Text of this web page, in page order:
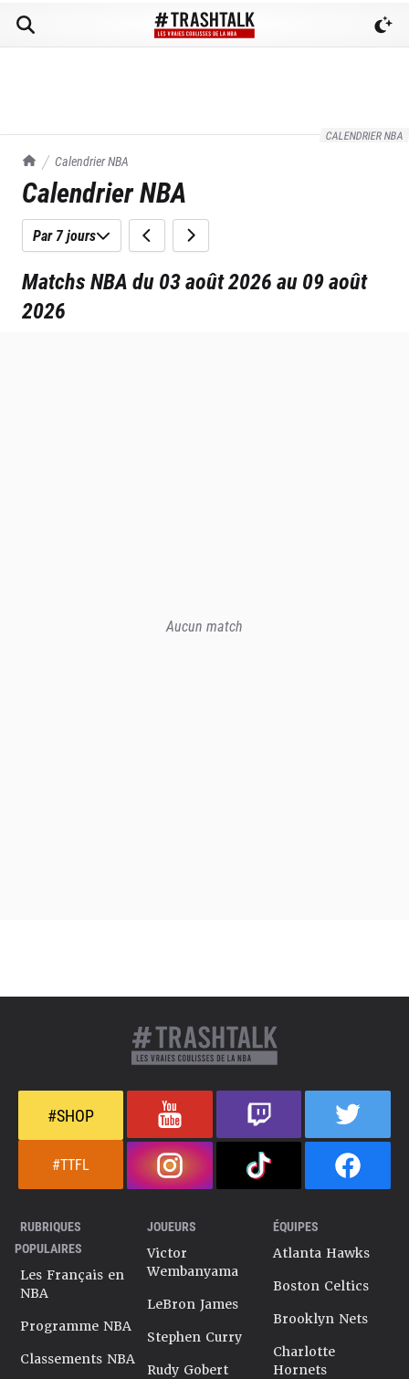
CALENDRIER NBA
TrashTalk Actu NBA
Calendrier NBA
Calendrier NBA
Par 7 jours
Matchs NBA du 03 août 2026 au 09 août
2026
Aucun match
#SHOP
#TTFL
RUBRIQUES
POPULAIRES
Les Français en
NBA
Programme NBA
Classements NBA
JOUEURS
Victor
Wembanyama
LeBron James
Stephen Curry
Rudy Gobert
ÉQUIPES
Atlanta Hawks
Boston Celtics
Brooklyn Nets
Charlotte
Hornets